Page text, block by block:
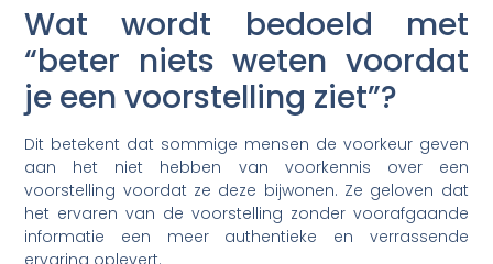
Wat wordt bedoeld met
“beter niets weten voordat
je een voorstelling ziet”?
Dit betekent dat sommige mensen de voorkeur geven
aan het niet hebben van voorkennis over een
voorstelling voordat ze deze bijwonen. Ze geloven dat
het ervaren van de voorstelling zonder voorafgaande
informatie een meer authentieke en verrassende
ervaring oplevert.